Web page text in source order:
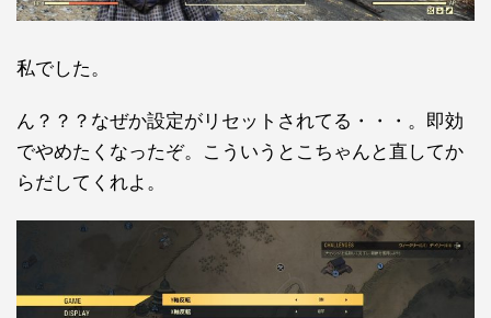
私でした。
ん？？？なぜか設定がリセットされてる・・・。即効
でやめたくなったぞ。こういうとこちゃんと直してか
らだしてくれよ。